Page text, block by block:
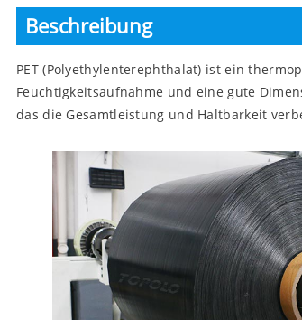
Beschreibung
PET (Polyethylenterephthalat) ist ein
Feuchtigkeitsaufnahme und eine gute
das die Gesamtleistung und Haltbarkeit